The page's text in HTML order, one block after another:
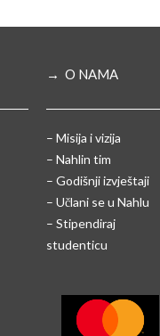
→ O NAMA
– Misija i vizija
– Nahlin tim
– Godišnji izvještaji
– Učlani se u Nahlu
– Stipendiraj
studenticu